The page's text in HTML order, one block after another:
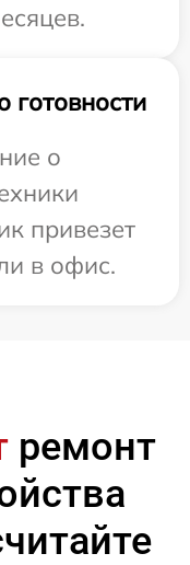
о
привезет
в офис.
ремонт